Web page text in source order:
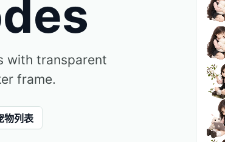
with transparent
frame.
物列表